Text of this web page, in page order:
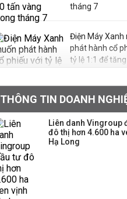
tháng 7
Điện Máy Xanh
phát hành cổ
tỷ lệ 1:1 để
Sau nhịp điều
mạnh, CTCK
cơ hội ở nhóm
nào?
THÔNG TIN DOANH
Liên danh Vingroup
đô thị hơn 4.600 ha
Hạ Long